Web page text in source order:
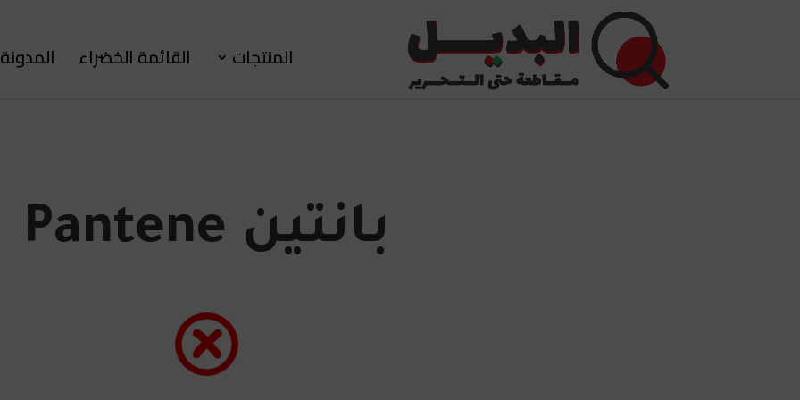
المنتجات القائمة الخضراء المدونة
بانتين Pantene